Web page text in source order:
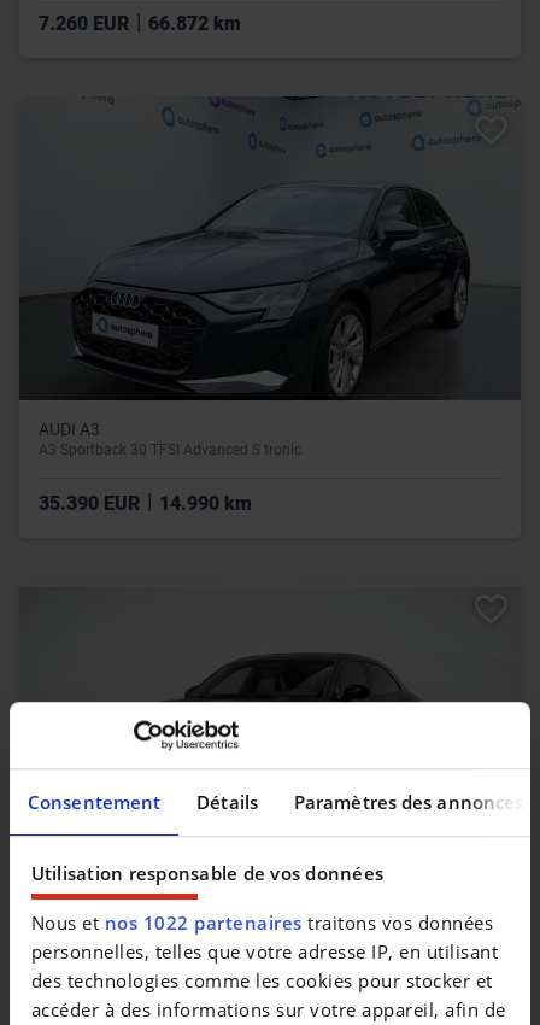
Consentement Détails Paramètres des annonces
Utilisation responsable de vos données
Nous et nos 1022 partenaires traitons vos données
personnelles, telles que votre adresse IP, en utilisant
des technologies comme les cookies pour stocker et
accéder à des informations sur votre appareil, afin de
7.260 EUR 66.872 km
AUDI A3
A3 Sportback 30 TFSI Advanced S tronic
35.390 EUR | 14.990 km
Macan Turbo Electric
132.990 EUR |5.000 km